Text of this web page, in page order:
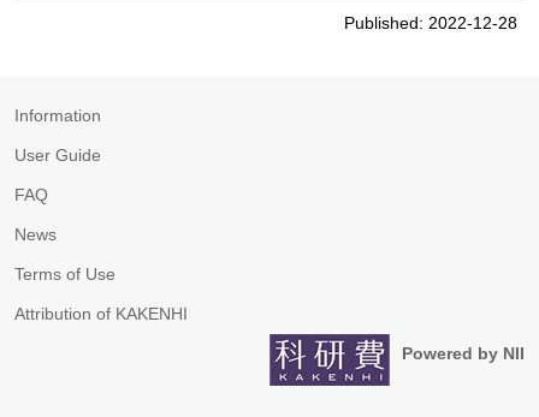
Published: 2022-12-28
Information
User Guide
FAQ
News
Terms of Use
Attribution of KAKENHI
Powered by NII